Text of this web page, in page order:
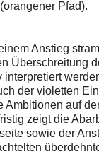
Pfad).
Anstieg
Überschreitung
der violetten
Ambitionen auf
zeigt die
sowie der